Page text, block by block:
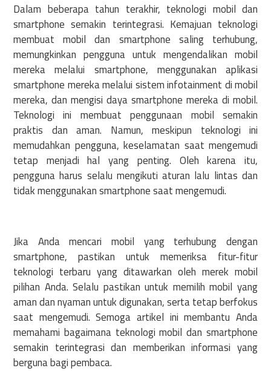
Dalam beberapa tahun terakhir, teknologi mobil dan
smartphone semakin terintegrasi. Kemajuan teknologi
membuat mobil dan smartphone saling terhubung,
memungkinkan pengguna untuk mengendalikan mobil
mereka melalui smartphone, menggunakan aplikasi
smartphone mereka melalui sistem infotainment di mobil
mereka, dan mengisi daya smartphone mereka di mobil.
Teknologi ini membuat penggunaan mobil semakin
praktis dan aman. Namun, meskipun teknologi ini
memudahkan pengguna, keselamatan saat mengemudi
tetap menjadi hal yang penting. Oleh karena itu,
pengguna harus selalu mengikuti aturan lalu lintas dan
tidak menggunakan smartphone saat mengemudi.
Jika Anda mencari mobil yang terhubung dengan
smartphone, pastikan untuk memeriksa fitur-fitur
teknologi terbaru yang ditawarkan oleh merek mobil
pilihan Anda. Selalu pastikan untuk memilih mobil yang
aman dan nyaman untuk digunakan, serta tetap berfokus
saat mengemudi. Semoga artikel ini membantu Anda
memahami bagaimana teknologi mobil dan smartphone
semakin terintegrasi dan memberikan informasi yang
berguna bagi pembaca.